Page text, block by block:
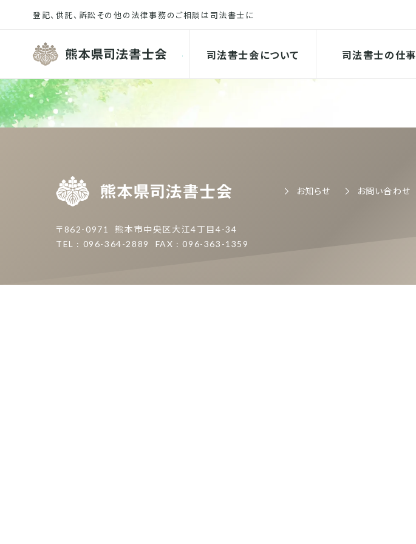
熊本県司法書士会
司法書士会について 司法書士の仕事
熊本県司法書士会
〒862-0971
熊本市中央区大江4丁目4-34
TEL : 096-364-2889
FAX : 096-363-1359
お知らせ お問い合わせ